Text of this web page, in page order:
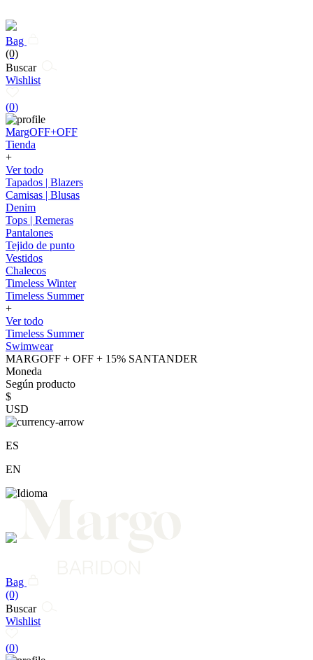
Bag
(0)
Buscar
Wishlist
(0)
MargOFF+OFF
Tienda
+
Ver todo
Tapados | Blazers
Camisas | Blusas
Denim
Tops | Remeras
Pantalones
Tejido de punto
Vestidos
Chalecos
Timeless Winter
Timeless Summer
+
Ver todo
Timeless Summer
Swimwear
MARGOFF + OFF + 15% SANTANDER
Moneda
Según producto
$
USD
ES
EN
Bag
(0)
Buscar
Wishlist
(0)